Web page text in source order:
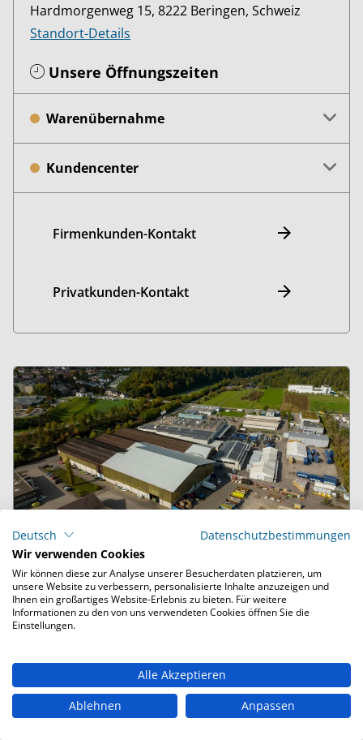
Hardmorgenweg 15, 8222 Beringen, Schweiz
Standort-Details
Unsere Öffnungszeiten
Warenübernahme
Kundencenter
Firmenkunden-Kontakt
Privatkunden-Kontakt
8207 Schaffhausen
Arnold Schmid Recycling AG
Standort-Details
Unsere Öffnungszeiten
Deutsch
Datenschutzbestimmungen
Wir verwenden Cookies
Wir können diese zur Analyse unserer Besucherdaten platzieren, um
unsere Website zu verbessern, personalisierte Inhalte anzuzeigen und
Ihnen ein großartiges Website-Erlebnis zu bieten. Für weitere
Informationen zu den von uns verwendeten Cookies öffnen Sie die
Einstellungen.
Alle Akzeptieren
Ablehnen
Anpassen